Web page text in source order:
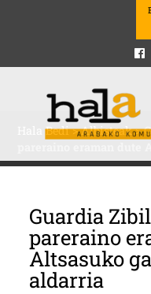
Hala Bedi>Albisteak>
Guardia
pareraino
Altsasuko
aldarria